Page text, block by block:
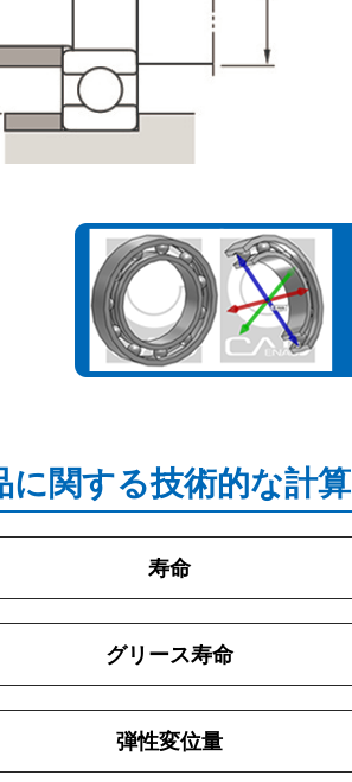
に関する技術的な計算
寿命
グリース寿命
弾性変位量